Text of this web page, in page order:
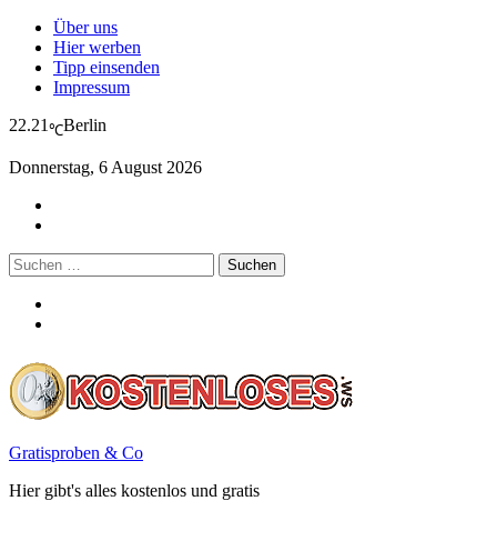
Über uns
Hier werben
Tipp einsenden
Impressum
22.21 ℃Berlin
Donnerstag, 6 August 2026
Suchen
nach:
Gratisproben & Co
Hier gibt's alles kostenlos und gratis